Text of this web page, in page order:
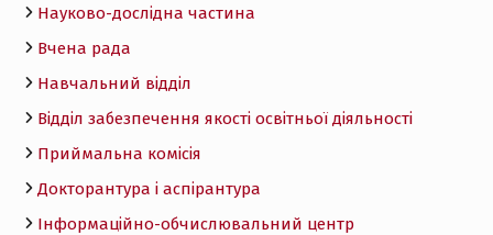
Науково-дослідна частина
Вчена рада
Навчальний відділ
Відділ забезпечення якості освітньої діяльності
Приймальна комісія
Докторантура і аспірантура
Інформаційно-обчислювальний центр